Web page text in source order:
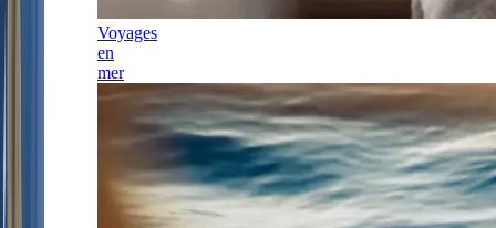
Voyages
en
mer